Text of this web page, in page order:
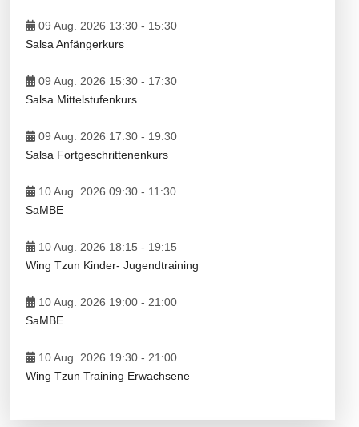
09 Aug. 2026 13:30 - 15:30
Salsa Anfängerkurs
09 Aug. 2026 15:30 - 17:30
Salsa Mittelstufenkurs
09 Aug. 2026 17:30 - 19:30
Salsa Fortgeschrittenenkurs
10 Aug. 2026 09:30 - 11:30
SaMBE
10 Aug. 2026 18:15 - 19:15
Wing Tzun Kinder- Jugendtraining
10 Aug. 2026 19:00 - 21:00
SaMBE
10 Aug. 2026 19:30 - 21:00
Wing Tzun Training Erwachsene